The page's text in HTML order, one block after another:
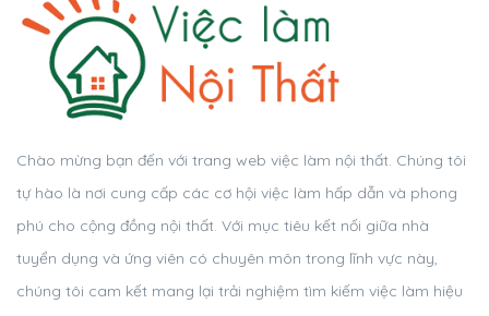
Chào mừng bạn đến với trang web việc làm nội thất. Chúng tôi
tự hào là nơi cung cấp các cơ hội việc làm hấp dẫn và phong
phú cho cộng đồng nội thất. Với mục tiêu kết nối giữa nhà
tuyển dụng và ứng viên có chuyên môn trong lĩnh vực này,
chúng tôi cam kết mang lại trải nghiệm tìm kiếm việc làm hiệu